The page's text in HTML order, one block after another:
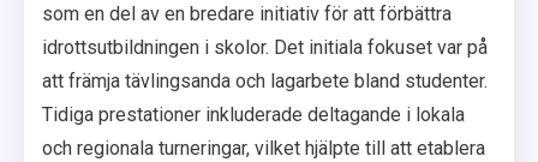
som en del av en bredare initiativ för att förbättra
idrottsutbildningen i skolor. Det initiala fokuset var på
att främja tävlingsanda och lagarbete bland studenter.
Tidiga prestationer inkluderade deltagande i lokala
och regionala turneringar, vilket hjälpte till att etablera